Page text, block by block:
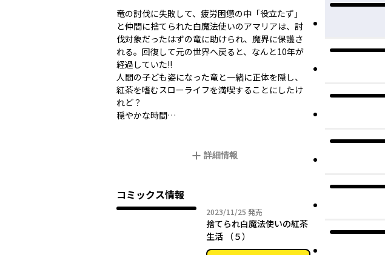
竜の討伐に失敗して、疲労困憊の中「役立たず」
と仲間に捨てられた白魔法使いのアマリアは、討
伐対象だったはずの竜に助けられ、魔界に保護さ
れる。回復して元の世界へ戻ると、なんと10年が
経過していた!!
人間の子ども姿になった竜と一緒に正体を隠し、
紅茶を嗜むスローライフを満喫することにしたけ
れど――？
穏やかな時間…
詳細情報
コミックス情報
2023/11/25 2023年11月25日
発売
捨てられ白魔法使いの紅茶
生活 （５）